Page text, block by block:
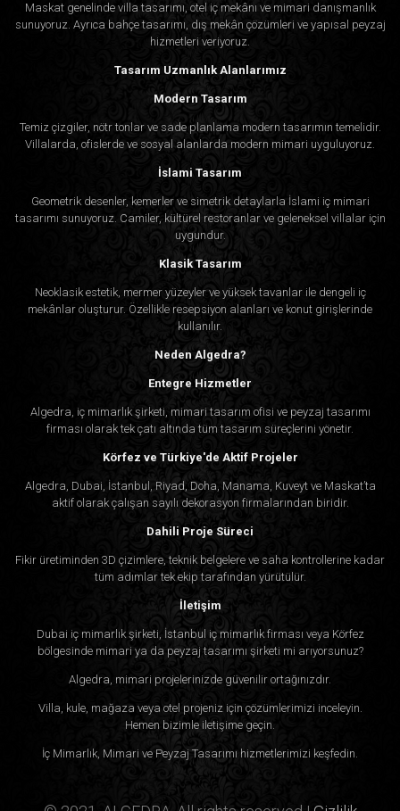
Maskat genelinde villa tasarımı, otel iç mekânı ve mimari danışmanlık
sunuyoruz. Ayrıca bahçe tasarımı, dış mekân çözümleri ve yapısal peyzaj
hizmetleri veriyoruz.
Tasarım Uzmanlık Alanlarımız
Modern Tasarım
Temiz çizgiler, nötr tonlar ve sade planlama modern tasarımın temelidir.
Villalarda, ofislerde ve sosyal alanlarda modern mimari uyguluyoruz.
İslami Tasarım
Geometrik desenler, kemerler ve simetrik detaylarla İslami iç mimari
tasarımı sunuyoruz. Camiler, kültürel restoranlar ve geleneksel villalar için
uygundur.
Klasik Tasarım
Neoklasik estetik, mermer yüzeyler ve yüksek tavanlar ile dengeli iç
mekânlar oluşturur. Özellikle resepsiyon alanları ve konut girişlerinde
kullanılır.
Neden Algedra?
Entegre Hizmetler
Algedra, iç mimarlık şirketi, mimari tasarım ofisi ve peyzaj tasarımı
firması olarak tek çatı altında tüm tasarım süreçlerini yönetir.
Körfez ve Türkiye'de Aktif Projeler
Algedra, Dubai, İstanbul, Riyad, Doha, Manama, Kuveyt ve Maskat’ta
aktif olarak çalışan sayılı dekorasyon firmalarından biridir.
Dahili Proje Süreci
Fikir üretiminden 3D çizimlere, teknik belgelere ve saha kontrollerine kadar
tüm adımlar tek ekip tarafından yürütülür.
İletişim
Dubai iç mimarlık şirketi, İstanbul iç mimarlık firması veya Körfez
bölgesinde mimari ya da peyzaj tasarımı şirketi mi arıyorsunuz?
Algedra, mimari projelerinizde güvenilir ortağınızdır.
Villa, kule, mağaza veya otel projeniz için çözümlerimizi inceleyin.
Hemen bizimle iletişime geçin.
İç Mimarlık, Mimari ve Peyzaj Tasarımı hizmetlerimizi keşfedin.